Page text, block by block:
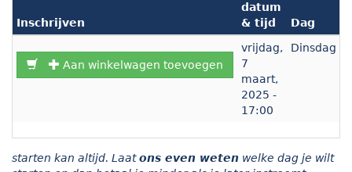
Inschrijven
datum
& tijd
Dag
Aan winkelwagen toevoegen
vrijdag,
7
maart,
2025 -
17:00
Dinsdag
starten kan altijd. Laatons even weten welke dag je wilt